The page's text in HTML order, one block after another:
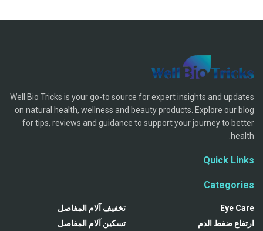
Well Bio Tricks is your go-to source for expert insights and updates
on natural health, wellness and beauty products. Explore our blog
for tips, reviews and guidance to support your journey to better
health.
Quick Links
Categories
Eye Care
ارتفاع ضغط الدم
تخفيف آلام المفاصل
تسكين آلام المفاصل